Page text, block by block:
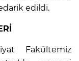
edildi.
Fakültemiz